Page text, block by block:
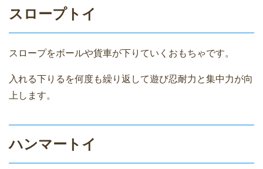
スロープトイ
スロープをボールや貨車が下りていくおもちゃです。
入れる下りるを何度も繰り返して遊び忍耐力と集中力が向
上します。
ハンマートイ